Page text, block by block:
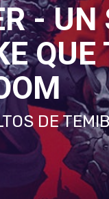
- UN
QUE
DE